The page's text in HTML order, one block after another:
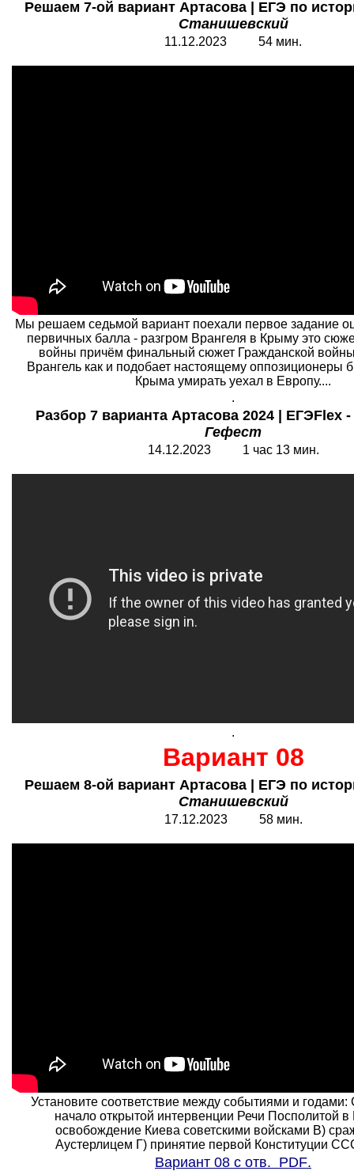
Решаем 7-ой вариант Артасова | ЕГЭ по
Станишевский
11.12.2023 54 мин.
Мы решаем седьмой вариант поехали первое задание
первичных балла - разгром Врангеля в Крыму это
войны причём финальный сюжет Гражданской
Врангель как и подобает настоящему оппозиционеры
Крыма умирать уехал в Европу....
.
Разбор 7 варианта Артасова 2024 | ЕГЭFlex -
Гефест
14.12.2023 1 час 13 мин.
.
Вариант 08
Решаем 8-ой вариант Артасова | ЕГЭ по
Станишевский
17.12.2023 58 мин.
Установите соответствие между событиями и
начало открытой интервенции Речи Посполитой
освобождение Киева советскими войсками B)
Аустерлицем Г) принятие первой Конституции
Вариант 08 с отв. PDF.